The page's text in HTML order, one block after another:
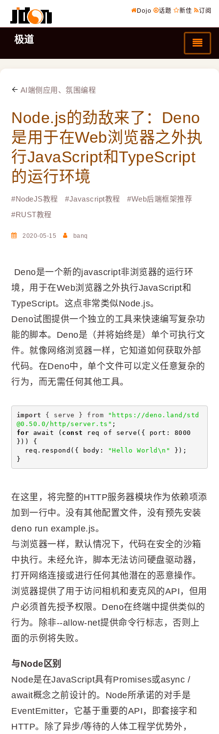
Dojo 话题 新佳 订阅
极道
AI端侧应用、氛围编程
Node.js的劲敌来了：Deno
是用于在Web浏览器之外执
行JavaScript和TypeScript
的运行环境
#NodeJS教程 #Javascript教程 #Web后端框架推荐
#RUST教程
2020-05-15 banq
Deno是一个新的javascript非浏览器的运行环
境，用于在Web浏览器之外执行JavaScript和
TypeScript。这点非常类似Node.js。
Deno试图提供一个独立的工具来快速编写复杂功
能的脚本。Deno是（并将始终是）单个可执行文
件。就像网络浏览器一样，它知道如何获取外部
代码。在Deno中，单个文件可以定义任意复杂的
行为，而无需任何其他工具。
import { serve } from
"https://deno.land/std
@0.50.0/http/server.ts" ;
for await ( const req of serve({ port: 8000
})) {
req.respond({ body:
"Hello World\n"
});
}
在这里，将完整的HTTP服务器模块作为依赖项添
加到一行中。没有其他配置文件，没有预先安装
deno run example.js。
与浏览器一样，默认情况下，代码在安全的沙箱
中执行。未经允许，脚本无法访问硬盘驱动器，
打开网络连接或进行任何其他潜在的恶意操作。
浏览器提供了用于访问相机和麦克风的API，但用
户必须首先授予权限。Deno在终端中提供类似的
行为。除非--allow-net提供命令行标志，否则上
面的示例将失败。
与Node区别
Node是在JavaScript具有Promises或async /
await概念之前设计的。Node所承诺的对手是
EventEmitter，它基于重要的API，即套接字和
HTTP。除了异步/等待的人体工程学优势外，